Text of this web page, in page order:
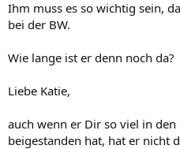
Ihm muss es so wichtig sein,
bei der BW.
Wie lange ist er denn noch da?
Liebe Katie,
auch wenn er Dir so viel in
beigestanden hat, hat er nicht